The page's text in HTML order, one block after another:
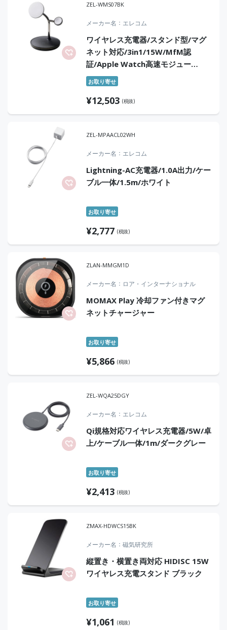
ZEL-WMS07BK
メーカー名 エレコム
ワイヤレス充電器/スタンド型/マグ
ネット対応/3in1/15W/MfM認
証/Apple Watch高速モジュー
ル/MfA認証/ブラック
お取り寄せ
¥12,503 (税抜)
ZEL-MPAACL02WH
メーカー名 エレコム
Lightning-AC充電器/1.0A出力/ケー
ブル一体/1.5m/ホワイト
お取り寄せ
¥2,777 (税抜)
ZLAN-MMGM1D
メーカー名 ロア・インターナショナル
MOMAX Play 冷却ファン付きマグ
ネットチャージャー
お取り寄せ
¥5,866 (税抜)
ZEL-WQA25DGY
メーカー名 エレコム
Qi規格対応ワイヤレス充電器/5W/卓
上/ケーブル一体/1m/ダークグレー
お取り寄せ
¥2,413 (税抜)
ZMAX-HDWCS15BK
メーカー名 磁気研究所
縦置き・横置き両対応 HIDISC 15W
ワイヤレス充電スタンド ブラック
お取り寄せ
¥1,061 (税抜)